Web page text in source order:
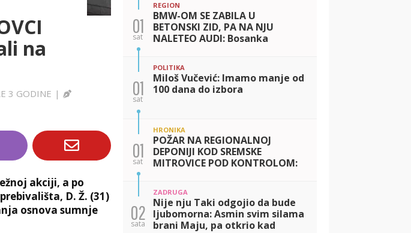
na
3 GODINE |
akciji, a po
D. Ž. (31)
osnova sumnje
01
sat
REGION
BMW-OM SE ZABILA U
BETONSKI ZID, PA NA NJU
NALETEO AUDI: Bosanka
01
sat
POLITIKA
Miloš Vučević: Imamo manje od
100 dana do izbora
01
sat
HRONIKA
POŽAR NA REGIONALNOJ
DEPONIJI KOD SREMSKE
MITROVICE POD KONTROLOM:
zbog PM10 čestica
02
sata
ZADRUGA
Nije nju Taki odgojio da bude
ljubomorna: Asmin svim silama
brani Maju, pa otkrio kad